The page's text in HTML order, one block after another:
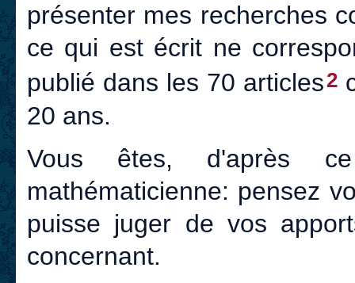
présenter mes recherches
ce qui est écrit ne
publié dans les 70 articles2
20 ans.
Vous êtes, d'après
mathématicienne: pensez
puisse juger de vos
concernant.